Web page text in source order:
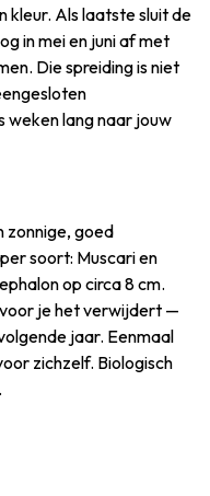
kleur. Als laatste sluit de
in mei en juni af met
Die spreiding is niet
weken lang naar jouw
zonnige, goed
soort: Muscari en
op circa 8 cm.
je het verwijdert —
jaar. Eenmaal
zichzelf. Biologisch